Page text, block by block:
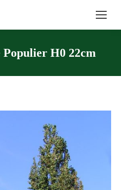
Populier H0 22cm